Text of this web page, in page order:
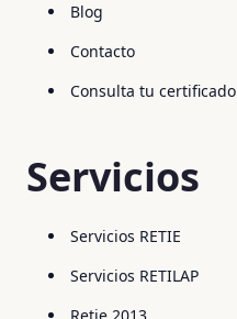
Blog
Contacto
Consulta tu certificado
Servicios
Servicios RETIE
Servicios RETILAP